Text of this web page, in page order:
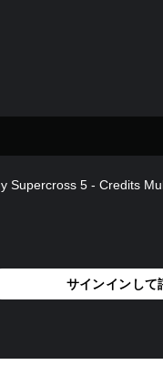
Supercross 5 - Credits
サインインして